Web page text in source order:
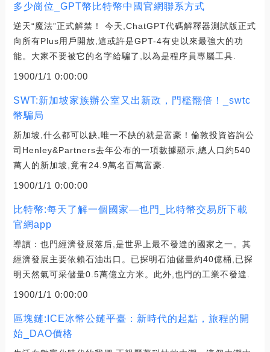
多少崗位_GPT幣比特幣中國官網聯系方式
逆天“魔法”正式解禁！ 今天,ChatGPT代碼解釋器測試版正式
向所有Plus用戶開放,這或許是GPT-4有史以來最強大的功
能。大家不要被它的名字給騙了,以為是程序員專屬工具.
1900/1/1 0:00:00
SWT:新加坡家族辦公室又出新政，門檻翻倍！_swtc
幣騙局
新加坡,什么都可以缺,唯一不缺的就是富豪！倫敦投資咨詢公
司Henley&Partners去年公布的一項數據顯示,總人口約540
萬人的新加坡,竟有24.9萬名百萬富豪.
1900/1/1 0:00:00
比特幣:每天了解一個國家—也門_比特幣交易所下載
官網app
導讀：也門經濟發展落后,是世界上最不發達的國家之一。其
經濟發展主要依賴石油出口。已探明石油儲量約40億桶,已探
明天然氣可采儲量0.5萬億立方米。此外,也門的工業不發達.
1900/1/1 0:00:00
區塊鏈:ICE冰幣公鏈平臺：新時代的起點，旅程的開
始_DAO價格